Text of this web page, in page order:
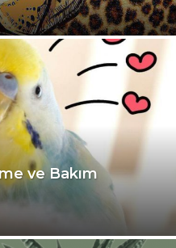
ve Bakım